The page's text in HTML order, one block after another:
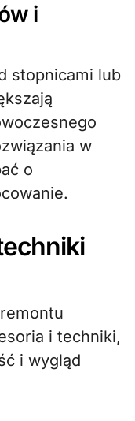
i
stopnicami lub
w
o
i techniki,
i wygląd